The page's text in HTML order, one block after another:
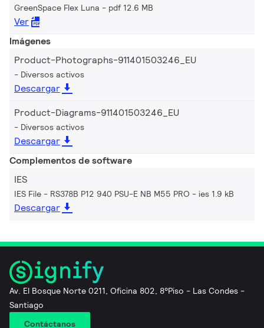
GreenSpace Flex Luna pdf 12.6 MB
Ver
Imágenes
Product-Photographs-911401503246_EU
Diversos activos
Descargar
Product-Diagrams-911401503246_EU
Diversos activos
Descargar
Complementos de software
IES
IES File - RS378B P12 940 PSU-E NB M55 PRO ies 1.9 kB
Descargar
Av. El Bosque Norte 0211, Oficina 802, 8°Piso - Las Condes -
Santiago
Contáctanos